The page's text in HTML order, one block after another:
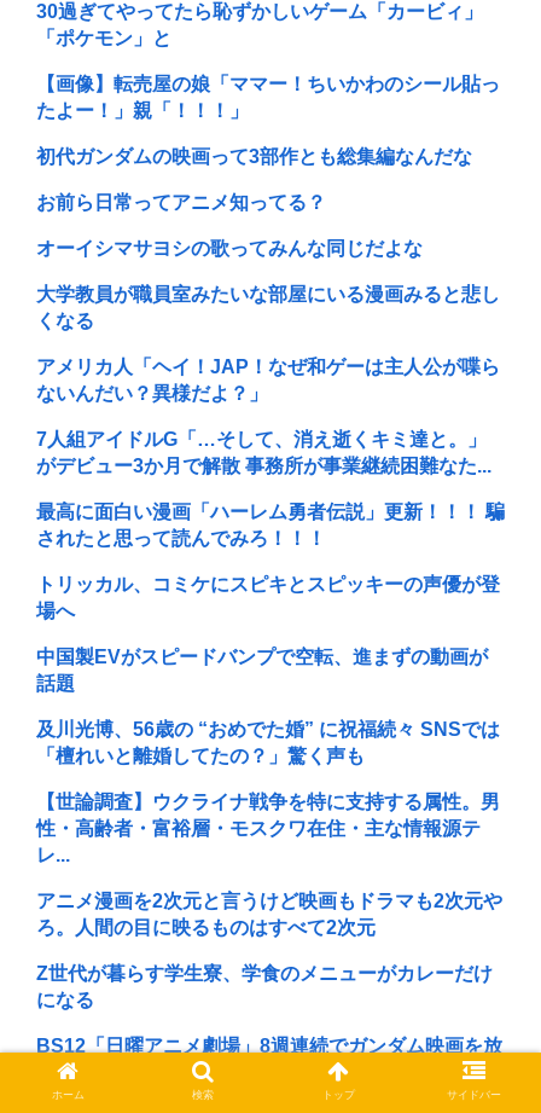
30過ぎてやってたら恥ずかしいゲーム「カービィ」
「ポケモン」と
【画像】転売屋の娘「ママー！ちいかわのシール貼っ
たよー！」親「！！！」
初代ガンダムの映画って3部作とも総集編なんだな
お前ら日常ってアニメ知ってる？
オーイシマサヨシの歌ってみんな同じだよな
大学教員が職員室みたいな部屋にいる漫画みると悲し
くなる
アメリカ人「ヘイ！JAP！なぜ和ゲーは主人公が喋ら
ないんだい？異様だよ？」
7人組アイドルG「…そして、消え逝くキミ達と。」
がデビュー3か月で解散 事務所が事業継続困難なた...
最高に面白い漫画「ハーレム勇者伝説」更新！！！ 騙
されたと思って読んでみろ！！！
トリッカル、コミケにスピキとスピッキーの声優が登
場へ
中国製EVがスピードバンプで空転、進まずの動画が
話題
及川光博、56歳の “おめでた婚” に祝福続々 SNSでは
「檀れいと離婚してたの？」驚く声も
【世論調査】ウクライナ戦争を特に支持する属性。男
性・高齢者・富裕層・モスクワ在住・主な情報源テ
レ...
アニメ漫画を2次元と言うけど映画もドラマも2次元や
ろ。人間の目に映るものはすべて2次元
Z世代が暮らす学生寮、学食のメニューがカレーだけ
になる
BS12「日曜アニメ劇場」8週連続でガンダム映画を放
送へ、第1弾の今日はアニメ映画「機動戦士ガン...
ホーム 検索 トップ サイドバー